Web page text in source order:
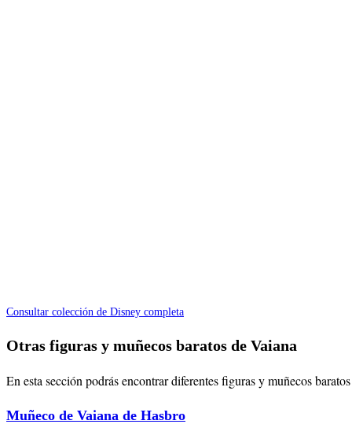
Consultar colección de Disney completa
Otras figuras y muñecos baratos de Vaiana
En esta sección podrás encontrar diferentes figuras y muñecos
Muñeco de Vaiana de Hasbro